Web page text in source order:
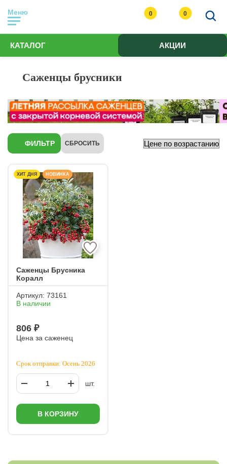
Меню 0 0
КАТАЛОГ АКЦИИ
Саженцы брусники
ФИЛЬТР СБРОСИТЬ
ХИТ ДНЯ НОВИНКА
Саженцы Брусника
Коралл
Артикул: 73161
В наличии
806 ₽
Цена за саженец
Срок отправки: Осень 2026
шт.
В КОРЗИНУ